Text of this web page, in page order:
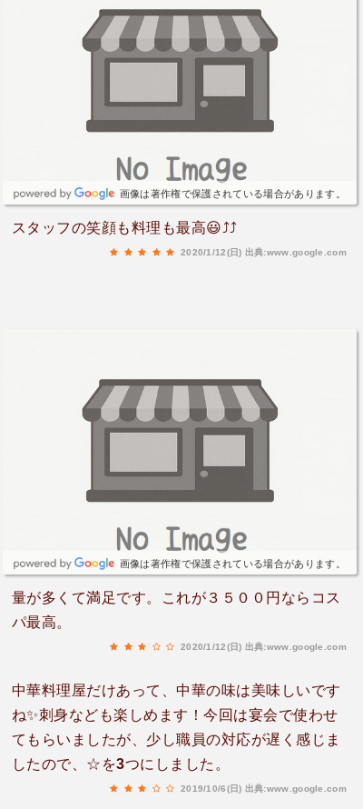
画像は著作権で保護されている場合があります。
スタッフの笑顔も料理も最高😃⤴️⤴️
2020/1/12(日) 出典:www.google.com
画像は著作権で保護されている場合があります。
量が多くて満足です。これが３５００円ならコス
パ最高。
2020/1/12(日) 出典:www.google.com
中華料理屋だけあって、中華の味は美味しいです
ね✨刺身なども楽しめます！今回は宴会で使わせ
てもらいましたが、少し職員の対応が遅く感じま
したので、☆を3つにしました。
2019/10/6(日) 出典:www.google.com